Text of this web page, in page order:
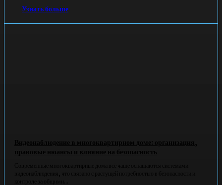
Узнать больше
Видеонаблюдение в многоквартирном доме: организация,
правовые нюансы и влияние на безопасность